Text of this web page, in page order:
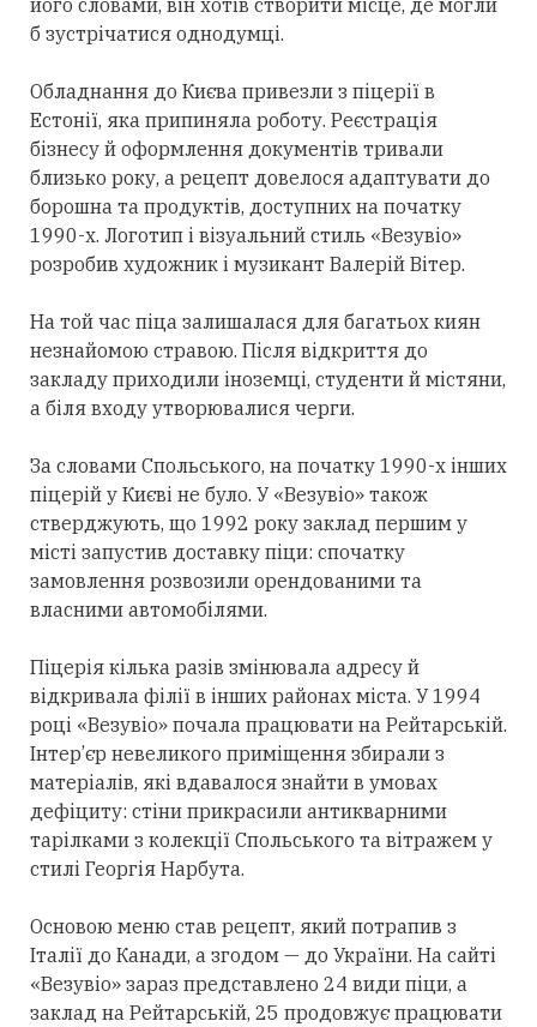
його словами, він хотів створити місце, де могли
б зустрічатися однодумці.
Обладнання до Києва привезли з піцерії в
Естонії, яка припиняла роботу. Реєстрація
бізнесу й оформлення документів тривали
близько року, а рецепт довелося адаптувати до
борошна та продуктів, доступних на початку
1990-х. Логотип і візуальний стиль «Везувіо»
розробив художник і музикант Валерій Вітер.
На той час піца залишалася для багатьох киян
незнайомою стравою. Після відкриття до
закладу приходили іноземці, студенти й містяни,
а біля входу утворювалися черги.
За словами Спольського, на початку 1990-х інших
піцерій у Києві не було. У «Везувіо» також
стверджують, що 1992 року заклад першим у
місті запустив доставку піци: спочатку
замовлення розвозили орендованими та
власними автомобілями.
Піцерія кілька разів змінювала адресу й
відкривала філії в інших районах міста. У 1994
році «Везувіо» почала працювати на Рейтарській.
Інтер’єр невеликого приміщення збирали з
матеріалів, які вдавалося знайти в умовах
дефіциту: стіни прикрасили антикварними
тарілками з колекції Спольського та вітражем у
стилі Георгія Нарбута.
Основою меню став рецепт, який потрапив з
Італії до Канади, а згодом — до України. На сайті
«Везувіо» зараз представлено 24 види піци, а
заклад на Рейтарській, 25 продовжує працювати